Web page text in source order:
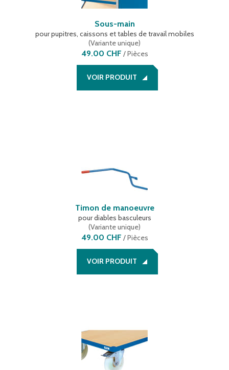
Sous-main
pour pupitres, caissons et tables de travail mobiles
(Variante unique)
49.00 CHF /Pièces
VOIR PRODUIT
Timon de manoeuvre
pour diables basculeurs
(Variante unique)
49.00 CHF /Pièces
VOIR PRODUIT